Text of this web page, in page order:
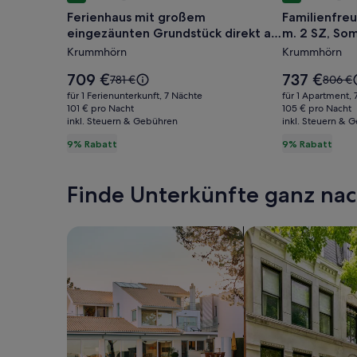
Ferienhaus
mit
großem
eingezäunten
Grundstück
direkt
am
Kanal
Ferienhaus mit großem
eingezäunten Grundstück direkt am
Kanal
Krummhörn
9% Rabatt
Der
Preis
beträgt
709 €.
709 €Der
alte
Preis
war
siehe
zum
781 €
für 1 Ferienunterkunft, 7 Nächte
101 € pro Nacht
inkl. Steuern & Gebühren
m.
2
SZ,
DTV
5
m. 2 SZ,
Sterne
Krummhörn
9% Rabatt
Der
Preis
beträgt
737 €.
737 €Der
alte
Preis
war
siehe
zum
806 €
für 1 Apartment,
105 € pro Nacht
inkl. Steuern &
Finde Unterkünfte ganz
Suche nach Ferienhäusern Suche nach